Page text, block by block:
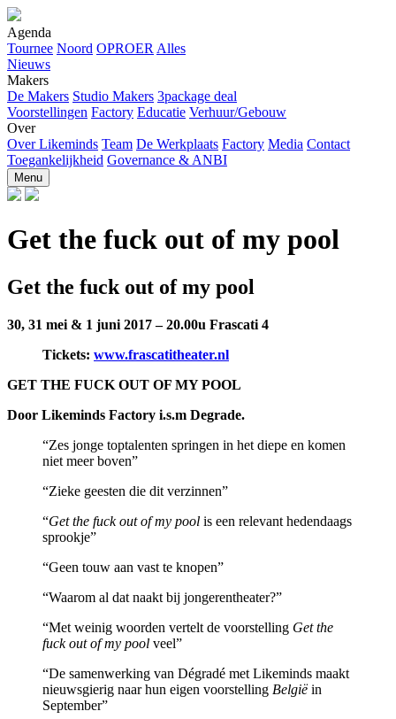
Agenda
Tournee Noord OPROER Alles
Nieuws
Makers
De Makers Studio Makers 3package deal
Voorstellingen Factory Educatie Verhuur/Gebouw
Over
Over Likeminds Team De Werkplaats Factory Media Contact
Toegankelijkheid Governance & ANBI
Menu
Get the fuck out of my pool
Get the fuck out of my pool
30, 31 mei & 1 juni 2017 – 20.00u Frascati 4
Tickets: www.frascatitheater.nl
GET THE FUCK OUT OF MY POOL
Door Likeminds Factory i.s.m Degrade.
“Zes jonge toptalenten springen in het diepe en komen
niet meer boven”
“Zieke geesten die dit verzinnen”
“Get the fuck out of my pool is een relevant hedendaags
sprookje”
“Geen touw aan vast te knopen”
“Waarom al dat naakt bij jongerentheater?”
“Met weinig woorden vertelt de voorstelling Get the
fuck out of my pool veel”
“De samenwerking van Dégradé met Likeminds maakt
nieuwsgierig naar hun eigen voorstelling Belgiëin
September”